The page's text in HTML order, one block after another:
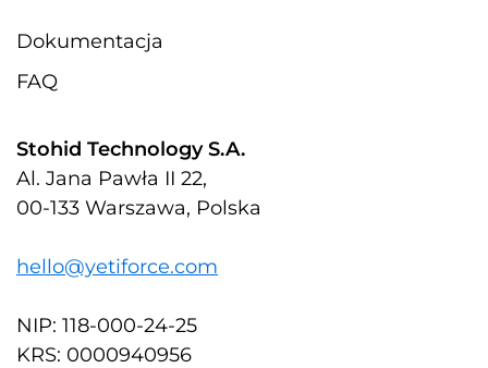
Dokumentacja
FAQ
Stohid Technology S.A.
Al. Jana Pawła II 22,
00-133 Warszawa, Polska
hello@yetiforce.com
NIP: 118-000-24-25
KRS: 0000940956